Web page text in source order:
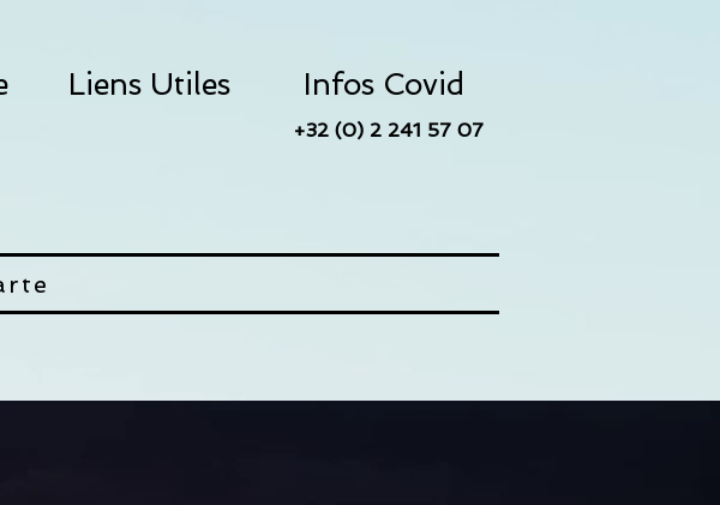
Liens Utiles Infos Covid
+32 (0) 2 241 57 07